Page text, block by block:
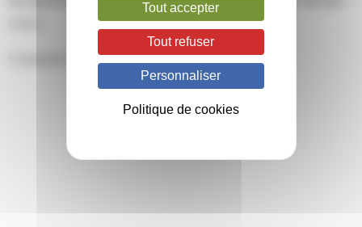
Comments are closed.
Tout accepter
Tout refuser
Personnaliser
Politique de cookies